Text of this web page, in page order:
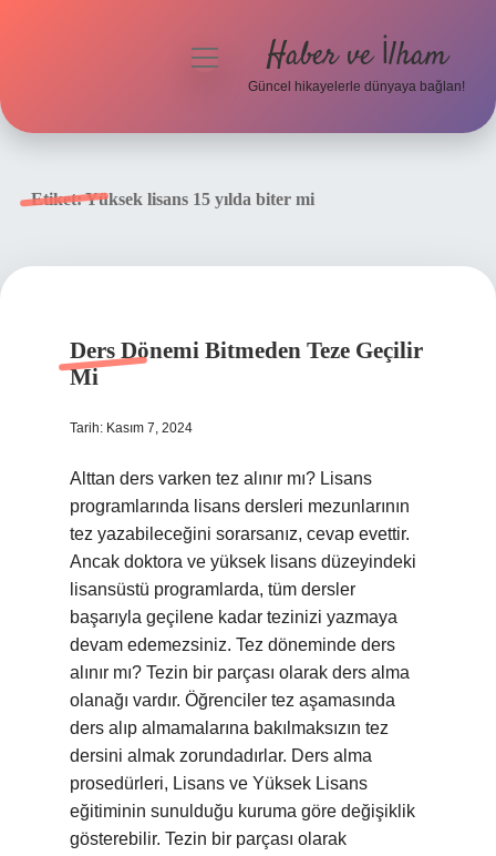
menüyü
Haber ve İlham
Güncel hikayelerle dünyaya bağlan!
Etiket:Yüksek lisans 15 yılda biter mi
Ders Dönemi Bitmeden Teze Geçilir
Mi
Tarih: Kasım 7, 2024
Alttan ders varken tez alınır mı? Lisans
programlarında lisans dersleri mezunlarının
tez yazabileceğini sorarsanız, cevap evettir.
Ancak doktora ve yüksek lisans düzeyindeki
lisansüstü programlarda, tüm dersler
başarıyla geçilene kadar tezinizi yazmaya
devam edemezsiniz. Tez döneminde ders
alınır mı? Tezin bir parçası olarak ders alma
olanağı vardır. Öğrenciler tez aşamasında
ders alıp almamalarına bakılmaksızın tez
dersini almak zorundadırlar. Ders alma
prosedürleri, Lisans ve Yüksek Lisans
eğitiminin sunulduğu kuruma göre değişiklik
gösterebilir. Tezin bir parçası olarak